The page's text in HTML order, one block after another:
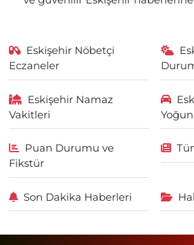
Eskişehir Nöbetçi
Eczaneler
Eskişehir Namaz
Vakitleri
Puan Durumu ve
Fikstür
Son Dakika Haberleri